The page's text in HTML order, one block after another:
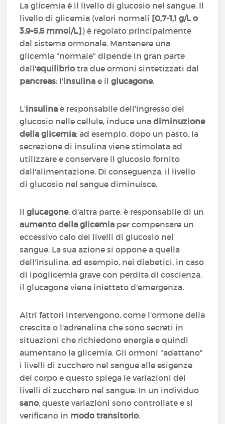
La glicemia è il livello di glucosio nel sangue. Il
livello di glicemia (valori normali [0,7-1,1 g/L o
3,9-5,5 mmol/L]) è regolato principalmente
dal sistema ormonale. Mantenere una
glicemia "normale" dipende in gran parte
dall'equilibrio tra due ormoni sintetizzati dal
pancreas: l'insulinae ilglucagone.
L'insulina è responsabile dell'ingresso del
glucosio nelle cellule, induce unadiminuzione
della glicemia: ad esempio, dopo un pasto, la
secrezione di insulina viene stimolata ad
utilizzare e conservare il glucosio fornito
dall'alimentazione. Di conseguenza, il livello
di glucosio nel sangue diminuisce.
Ilglucagone, d'altra parte, è responsabile di un
aumento della glicemia per compensare un
eccessivo calo dei livelli di glucosio nel
sangue. La sua azione si oppone a quella
dell'insulina, ad esempio, nei diabetici, in caso
di ipoglicemia grave con perdita di coscienza,
il glucagone viene iniettato d'emergenza.
Altri fattori intervengono, come l'ormone della
crescita o l'adrenalina che sono secreti in
situazioni che richiedono energia e quindi
aumentano la glicemia. Gli ormoni "adattano"
i livelli di zucchero nel sangue alle esigenze
del corpo e questo spiega le variazioni dei
livelli di zucchero nel sangue. In un individuo
sano, queste variazioni sono controllate e si
verificano in modo transitorio.